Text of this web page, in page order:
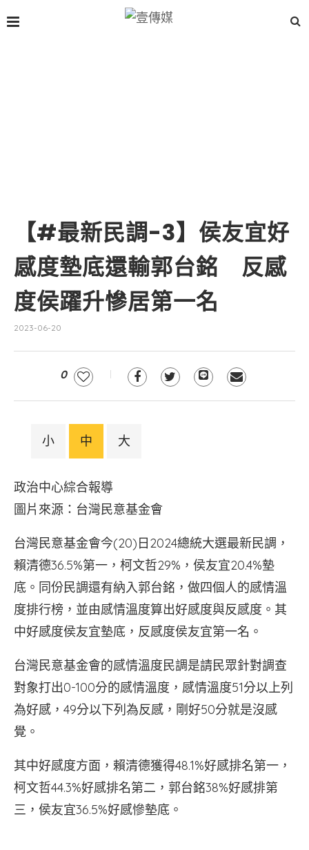
【#最新民調-3】侯友宜好
感度墊底還輸郭台銘 反感
度侯躍升慘居第一名
2023-06-20
0
小 中 大
政治中心綜合報導
圖片來源：台灣民意基金會
台灣民意基金會今(20)日2024總統大選最新民調，
賴清德36.5%第一，柯文哲29%，侯友宜20.4%墊
底。同份民調還有納入郭台銘，做四個人的感情溫
度排行榜，並由感情溫度算出好感度與反感度。其
中好感度侯友宜墊底，反感度侯友宜第一名。
台灣民意基金會的感情溫度民調是請民眾針對調查
對象打出0-100分的感情溫度，感情溫度51分以上列
為好感，49分以下列為反感，剛好50分就是沒感
覺。
其中好感度方面，賴清德獲得48.1%好感排名第一，
柯文哲44.3%好感排名第二，郭台銘38%好感排第
三，侯友宜36.5%好感慘墊底。